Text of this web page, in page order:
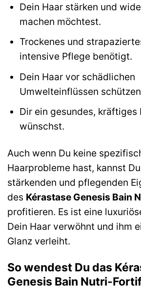
Dein Haar stärken und
machen möchtest.
Trockenes und
intensive Pflege benötigt.
Dein Haar vor schädlichen
Umwelteinflüssen
Dir ein gesundes, kräftiges
wünschst.
Auch wenn Du keine
Haarprobleme hast, kannst
stärkenden und pflegenden
des Kérastase Genesis Bain
profitieren. Es ist eine
Dein Haar verwöhnt und ihm
Glanz verleiht.
So wendest Du das
Genesis Bain Nutri-